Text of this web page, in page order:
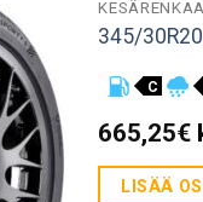
345/
C
665,25€
LISÄÄ